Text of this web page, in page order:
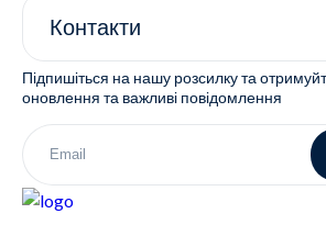
Контакти
Підпишіться на нашу розсилку та
оновлення та важливі повідомлення